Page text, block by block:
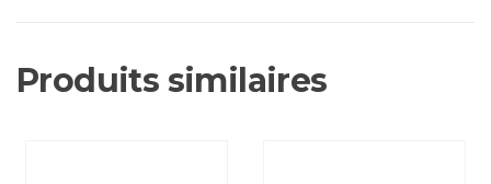
cerise
Produits similaires